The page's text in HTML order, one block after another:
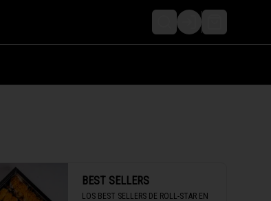
LOGIN
BEST SELLERS
LOS BEST SELLERS DE ROLL-STAR EN